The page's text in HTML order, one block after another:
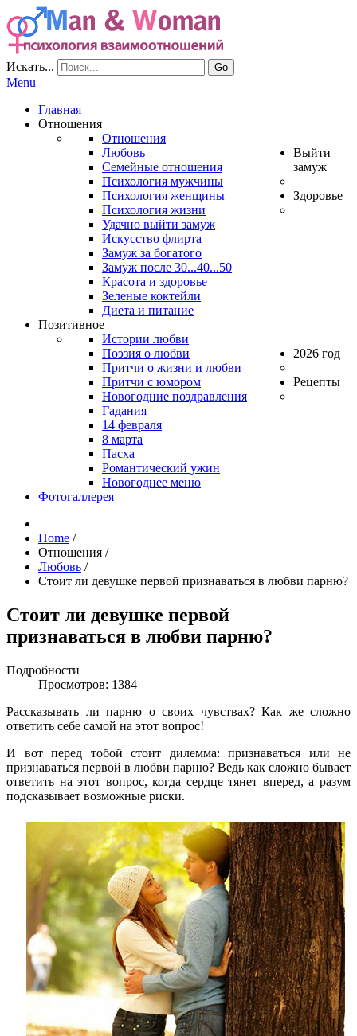
Искать... Go
Menu
Главная
Отношения
Отношения
Любовь
Семейные отношения
Психология мужчины
Психология женщины
Психология жизни
Выйти
замуж
Удачно выйти замуж
Искусство флирта
Замуж за богатого
Замуж после 30...40...50
Здоровье
Красота и здоровье
Зеленые коктейли
Диета и питание
Позитивное
Истории любви
Поэзия о любви
Притчи о жизни и любви
Притчи с юмором
2026 год
Новогодние поздравления
Гадания
14 февраля
8 марта
Рецепты
Пасха
Романтический ужин
Новогоднее меню
Фотогаллерея
Home /
Отношения /
Любовь /
Стоит ли девушке первой признаваться в любви парню?
Стоит ли девушке первой
признаваться в любви парню?
Подробности
Просмотров: 1384
Рассказывать ли парню о своих чувствах? Как же сложно
ответить себе самой на этот вопрос!
И вот перед тобой стоит дилемма: признаваться или не
признаваться первой в любви парню? Ведь как сложно бывает
ответить на этот вопрос, когда сердце тянет вперед, а разум
подсказывает возможные риски.